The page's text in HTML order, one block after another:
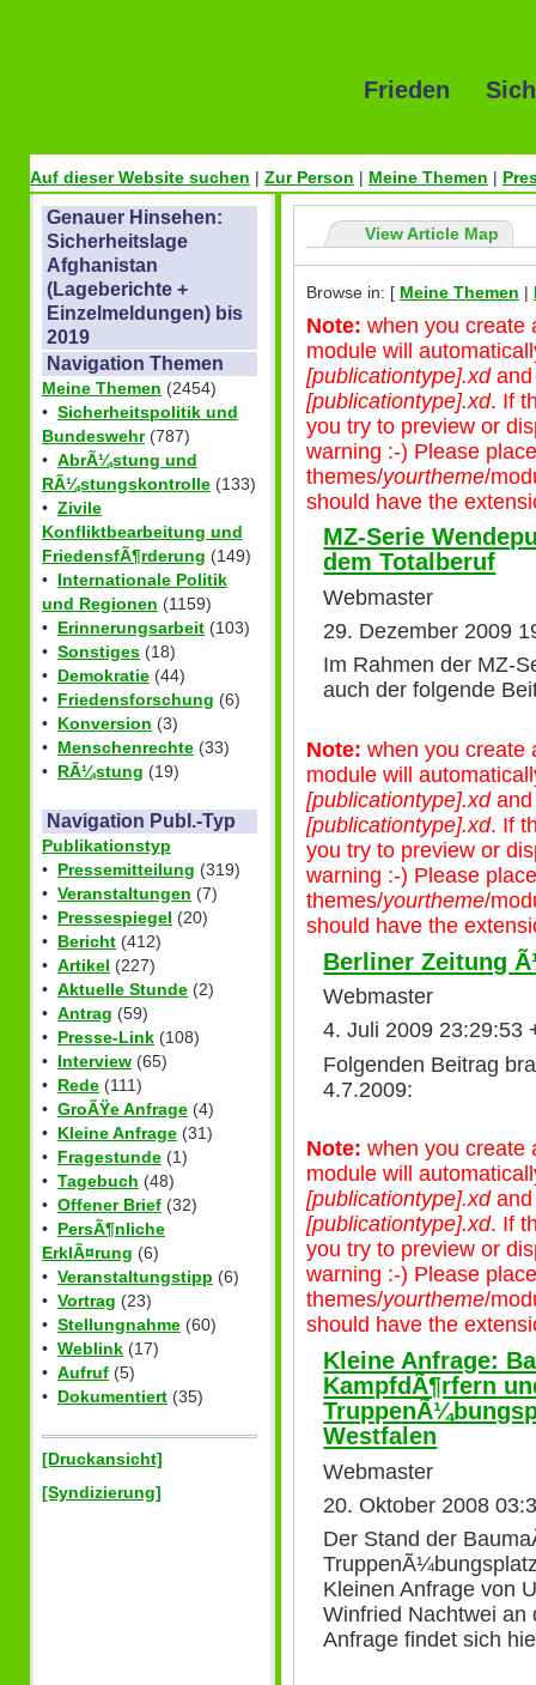
Frieden
Auf dieser Website suchen | Zur Person | Meine Themen |
Genauer Hinsehen:
Sicherheitslage
Afghanistan
(Lageberichte +
Einzelmeldungen) bis
2019
Navigation Themen
Meine Themen (2454)
• Sicherheitspolitik und
Bundeswehr(787)
• AbrÃ¼stung und
RÃ¼stungskontrolle (133)
• Zivile
Konfliktbearbeitung und
FriedensfÃ¶rderung (149)
• Internationale Politik
und Regionen (1159)
• Erinnerungsarbeit (103)
• Sonstiges (18)
• Demokratie (44)
• Friedensforschung (6)
• Konversion (3)
• Menschenrechte (33)
• RÃ¼stung (19)
Navigation Publ.-Typ
Publikationstyp
• Pressemitteilung (319)
• Veranstaltungen (7)
• Pressespiegel (20)
• Bericht (412)
• Artikel (227)
• Aktuelle Stunde (2)
• Antrag (59)
• Presse-Link (108)
• Interview (65)
• Rede (111)
• GroÃŸe Anfrage (4)
• Kleine Anfrage (31)
• Fragestunde (1)
• Tagebuch (48)
• Offener Brief (32)
• PersÃ¶nliche
ErklÃ¤rung (6)
• Veranstaltungstipp (6)
• Vortrag (23)
• Stellungnahme (60)
• Weblink (17)
• Aufruf (5)
• Dokumentiert (35)
[Druckansicht]
[Syndizierung]
View Article Map
Browse in: [ Meine Themen |
Note: when you create
module will
[publicationtype].xd
[publicationtype].xd. If
you try to preview or
warning :-) Please
themes/yourtheme/
should have the
MZ-Serie
dem Totalberuf
Webmaster
29. Dezember 2009
Im Rahmen der MZ-
auch der folgende
Note: when you create
module will
[publicationtype].xd
[publicationtype].xd. If
you try to preview or
warning :-) Please
themes/yourtheme/
should have the
Berliner Zeitung
Webmaster
4. Juli 2009 23:29:53
Folgenden Beitrag
4.7.2009:
Note: when you create
module will
[publicationtype].xd
[publicationtype].xd. If
you try to preview or
warning :-) Please
themes/yourtheme/
should have the
Kleine Anfrage:
KampfdÃ¶rfern
Westfalen
Webmaster
20. Oktober 2008
Der Stand der
Kleinen Anfrage von
Winfried Nachtwei an
Anfrage findet sich